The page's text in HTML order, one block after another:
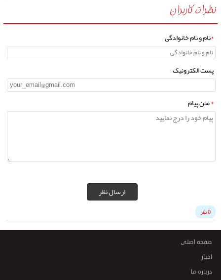
نظرات کاربران
*نام و نام خانوادگی
پست الکترونیک
*متن پیام
ارسال نظر
0 نظر
صفحه اصلی
اخبار
درباره ما